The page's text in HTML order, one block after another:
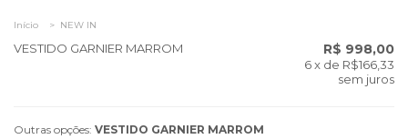
Início > NEW IN
VESTIDO GARNIER MARROM R$ 998,00
6x de R$166,33
sem juros
Outras opções: VESTIDO GARNIER MARROM